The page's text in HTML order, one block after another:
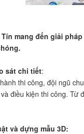
mang đến giải
sát chi tiết:
thi công, đội ngũ
điều kiện thi công. Từ
và dựng mẫu 3D: